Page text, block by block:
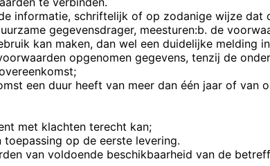
informatie, schriftelijk of op zodanige wijze dat
gegevensdrager, meesturen:b. de
kan maken, dan wel een duidelijke melding
opgenomen gegevens, tenzij de
een duur heeft van meer dan één jaar of van
met klachten terecht kan;
op de eerste levering.
van voldoende beschikbaarheid van de